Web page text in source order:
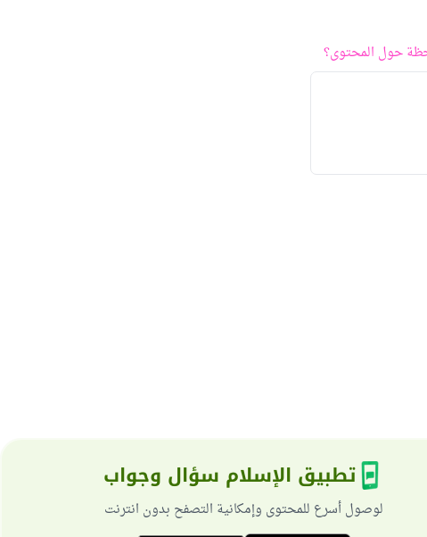
حول المحتوى؟
تطبيق الإسلام سؤال وجواب
لوصول أسرع للمحتوى وإمكانية التصفح بدون انترنت